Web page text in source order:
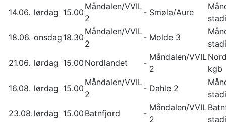
14.06. lørdag 15.00
Måndalen/VVIL
2
- Smøla/Aure
18.06. onsdag 18.30
Måndalen/VVIL
2
- Molde 3
21.06. lørdag 15.00 Nordlandet -
Måndalen/VVIL
2
kgb
16.08. lørdag 15.00
Måndalen/VVIL
2
- Dahle 2
23.08. lørdag 15.00 Batnfjord -
Måndalen/VVIL
2